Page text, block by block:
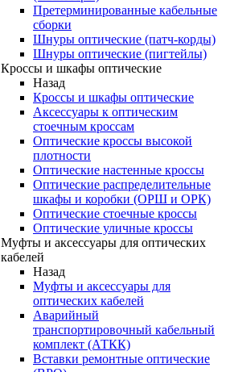
Претерминированные кабельные
сборки
Шнуры оптические (патч-корды)
Шнуры оптические (пигтейлы)
Кроссы и шкафы оптические
Назад
Кроссы и шкафы оптические
Аксессуары к оптическим
стоечным кроссам
Оптические кроссы высокой
плотности
Оптические настенные кроссы
Оптические распределительные
шкафы и коробки (ОРШ и ОРК)
Оптические стоечные кроссы
Оптические уличные кроссы
Муфты и аксессуары для оптических
кабелей
Назад
Муфты и аксессуары для
оптических кабелей
Аварийный
транспортировочный кабельный
комплект (АТКК)
Вставки ремонтные оптические